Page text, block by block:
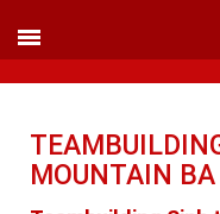
Email:
MOUNTAIN